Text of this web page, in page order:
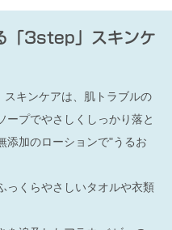
「3step」スキンケ
キンケアは、肌トラブルの
ープでやさしくしっかり落と
添加のローションで"うるお
っくらやさしいタオルや衣類